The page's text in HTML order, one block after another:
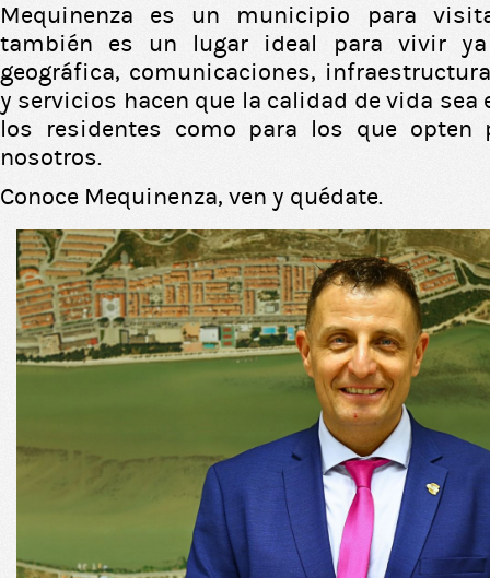
Mequinenza es un municipio para
también es un lugar ideal para vivir
geográfica, comunicaciones,
y servicios hacen que la calidad de vida sea
los residentes como para los que opten
nosotros.
Conoce Mequinenza, ven y quédate.